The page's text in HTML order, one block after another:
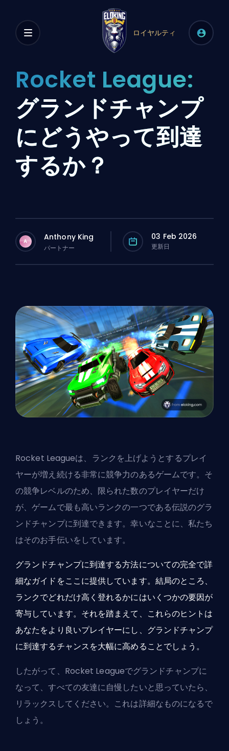
ロイヤルティ
Rocket League:
グランドチャンプ
にどうやって到達
するか？
A Anthony King
パートナー
03 Feb 2026
更新日
Rocket Leagueは、ランクを上げようとするプレイ
ヤーが増え続ける非常に競争力のあるゲームです。そ
の競争レベルのため、限られた数のプレイヤーだけ
が、ゲームで最も高いランクの一つである伝説のグラ
ンドチャンプに到達できます。幸いなことに、私たち
はそのお手伝いをしています。
グランドチャンプに到達する方法についての完全で詳
細なガイドをここに提供しています。結局のところ、
ランクでどれだけ高く登れるかにはいくつかの要因が
寄与しています。それを踏まえて、これらのヒントは
あなたをより良いプレイヤーにし、グランドチャンプ
に到達するチャンスを大幅に高めることでしょう。
したがって、Rocket Leagueでグランドチャンプに
なって、すべての友達に自慢したいと思っていたら、
リラックスしてください。これは詳細なものになるで
しょう。